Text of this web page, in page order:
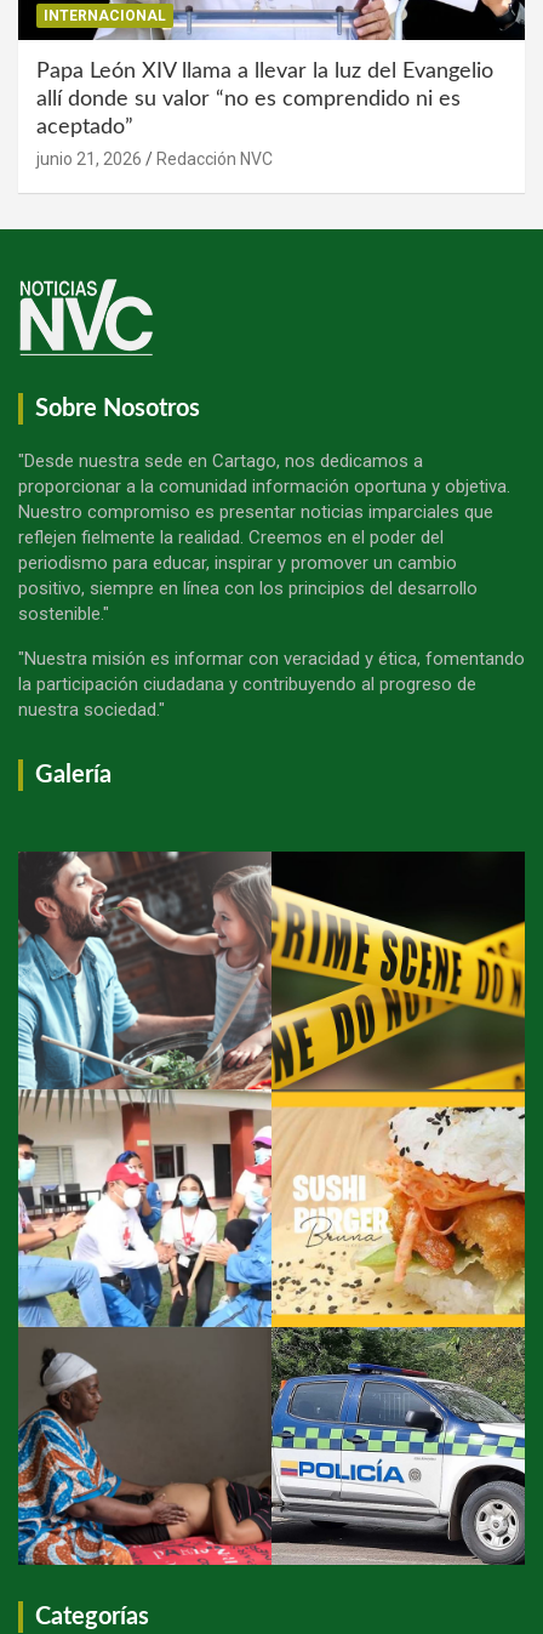
INTERNACIONAL
Papa León XIV llama a llevar la luz del Evangelio
allí donde su valor “no es comprendido ni es
aceptado”
junio 21, 2026 Redacción NVC
Sobre Nosotros
"Desde nuestra sede en Cartago, nos dedicamos a
proporcionar a la comunidad información oportuna y objetiva.
Nuestro compromiso es presentar noticias imparciales que
reflejen fielmente la realidad. Creemos en el poder del
periodismo para educar, inspirar y promover un cambio
positivo, siempre en línea con los principios del desarrollo
sostenible."
"Nuestra misión es informar con veracidad y ética, fomentando
la participación ciudadana y contribuyendo al progreso de
nuestra sociedad."
Galería
Categorías